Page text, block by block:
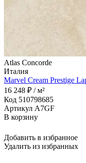
Atlas Concorde
Италия
Marvel Cream Prestige
16 248 ₽ / м²
Код 510798685
Артикул A7GF
В корзину
Добавить в избранное
Удалить из избранных